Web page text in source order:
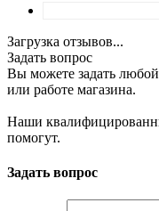
Загрузка отзывов...
Задать вопрос
Вы можете задать
или работе магазина.
Наши
помогут.
Задать вопрос